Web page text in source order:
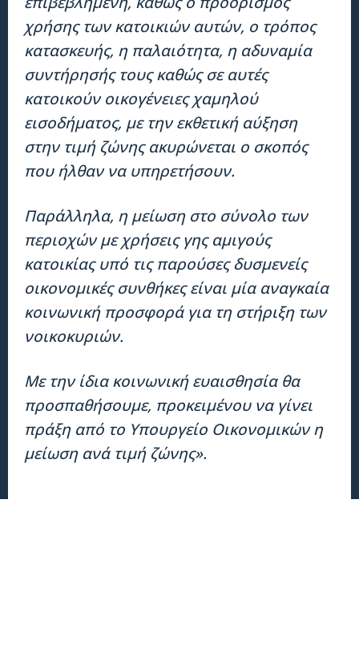
χρήσης των κατοικιών αυτών, ο τρόπος
κατασκευής, η παλαιότητα, η αδυναμία
συντήρησής τους καθώς σε αυτές
κατοικούν οικογένειες χαμηλού
εισοδήματος, με την εκθετική αύξηση
στην τιμή ζώνης ακυρώνεται ο σκοπός
που ήλθαν να υπηρετήσουν.
Παράλληλα, η μείωση στο σύνολο των
περιοχών με χρήσεις γης αμιγούς
κατοικίας υπό τις παρούσες δυσμενείς
οικονομικές συνθήκες είναι μία αναγκαία
κοινωνική προσφορά για τη στήριξη των
νοικοκυριών.
Με την ίδια κοινωνική ευαισθησία θα
προσπαθήσουμε, προκειμένου να γίνει
πράξη από το Υπουργείο Οικονομικών η
μείωση ανά τιμή ζώνης».